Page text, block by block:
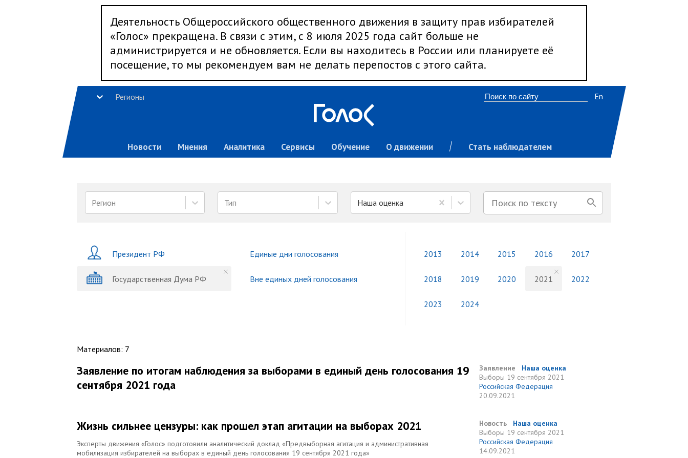
Деятельность Общероссийского общественного движения в защиту прав избирателей
«Голос» прекращена. В связи с этим, с 8 июля 2025 года сайт больше не
администрируется и не обновляется. Если вы находитесь в России или планируете её
посещение, то мы рекомендуем вам не делать перепостов с этого сайта.
Регионы
Новости Мнения Аналитика Сервисы Обучение О движении Стать наблюдателем
En
Регион Тип Наша оценка
Президент РФ
Государственная Дума РФ
Единые дни голосования
Вне единых дней голосования
2013 2014 2015 2016 2017
2018 2019 2020 2021 2022
2023 2024
Материалов: 7
Заявление по итогам наблюдения за выборами в единый день голосования 19
сентября 2021 года
Заявление
Наша оценка
Выборы 19 сентября 2021
Российская Федерация
20.09.2021
Жизнь сильнее цензуры: как прошел этап агитации на выборах 2021
Эксперты движения «Голос» подготовили аналитический доклад «Предвыборная агитация и административная
мобилизация избирателей на выборах в единый день голосования 19 сентября 2021 года»
Новость
Наша оценка
Выборы 19 сентября 2021
Российская Федерация
14.09.2021